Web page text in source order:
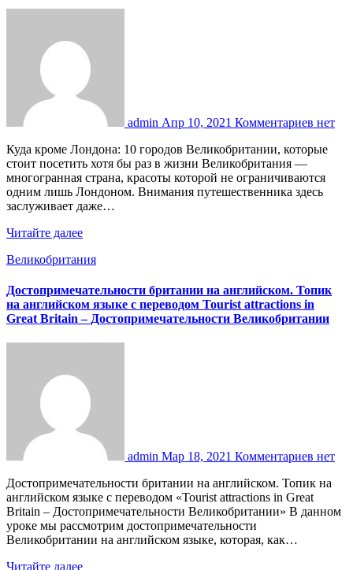
admin Апр 10, 2021 Комментариев нет
Куда кроме Лондона: 10 городов Великобритании, которые
стоит посетить хотя бы раз в жизни Великобритания —
многогранная страна, красоты которой не ограничиваются
одним лишь Лондоном. Внимания путешественника здесь
заслуживает даже…
Читайте далее
Великобритания
Достопримечательности британии на английском. Топик
на английском языке с переводом Tourist attractions in
Great Britain – Достопримечательности Великобритании
admin Мар 18, 2021 Комментариев нет
Достопримечательности британии на английском. Топик на
английском языке с переводом «Tourist attractions in Great
Britain – Достопримечательности Великобритании» В данном
уроке мы рассмотрим достопримечательности
Великобритании на английском языке, которая, как…
Читайте далее